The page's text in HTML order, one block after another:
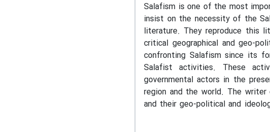
Salafism is one of the most
insist on the necessity of the
literature. They reproduce this
critical geographical and geo-
confronting Salafism since its
Salafist activities. These
governmental actors in the
region and the world. The
and their geo-political and